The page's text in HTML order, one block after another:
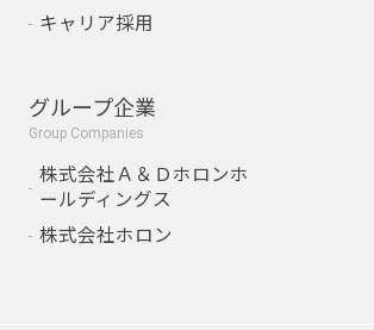
キャリア採用
グループ企業
Group Companies
株式会社Ａ＆Ｄホロンホ
ールディングス
株式会社ホロン